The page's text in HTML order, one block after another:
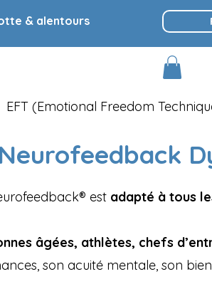
& alentours
EFT (Emotional Freedom
estadapté à tous
âgées, athlètes, chefs
son acuité mentale, son